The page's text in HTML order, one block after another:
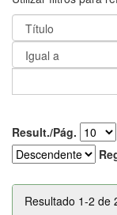
Result./Pág.
Resultado 1-2 de